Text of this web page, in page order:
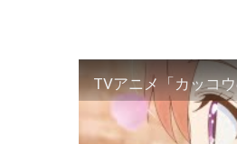
TVアニメ「カッコ